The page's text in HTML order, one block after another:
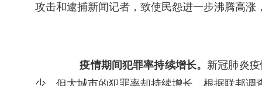
攻击和逮捕新闻记者，致使民怨进一步沸腾高涨
疫情期间犯罪率持续增长。 新冠肺炎
少，但大城市的犯罪率却持续增长。根据联邦